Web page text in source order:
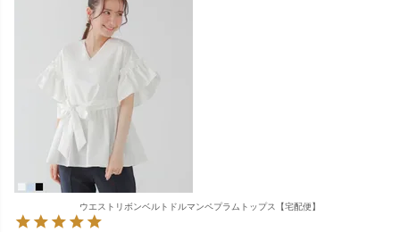
ウエストリボンベルトドルマンペプラムトップス【宅配便】